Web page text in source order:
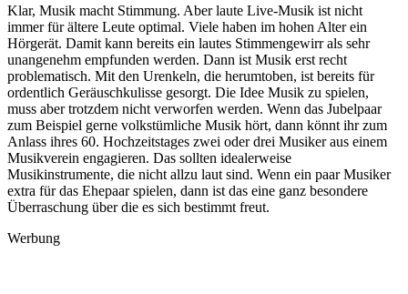
Klar, Musik macht Stimmung. Aber laute Live-Musik ist nicht
immer für ältere Leute optimal. Viele haben im hohen Alter ein
Hörgerät. Damit kann bereits ein lautes Stimmengewirr als sehr
unangenehm empfunden werden. Dann ist Musik erst recht
problematisch. Mit den Urenkeln, die herumtoben, ist bereits für
ordentlich Geräuschkulisse gesorgt. Die Idee Musik zu spielen,
muss aber trotzdem nicht verworfen werden. Wenn das Jubelpaar
zum Beispiel gerne volkstümliche Musik hört, dann könnt ihr zum
Anlass ihres 60. Hochzeitstages zwei oder drei Musiker aus einem
Musikverein engagieren. Das sollten idealerweise
Musikinstrumente, die nicht allzu laut sind. Wenn ein paar Musiker
extra für das Ehepaar spielen, dann ist das eine ganz besondere
Überraschung über die es sich bestimmt freut.
Werbung